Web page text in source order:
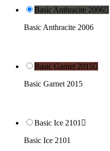
Basic Anthracite 2006
Basic Anthracite 2006
Basic Garnet 2015
Basic Garnet 2015
Basic Ice 2101 
Basic Ice 2101